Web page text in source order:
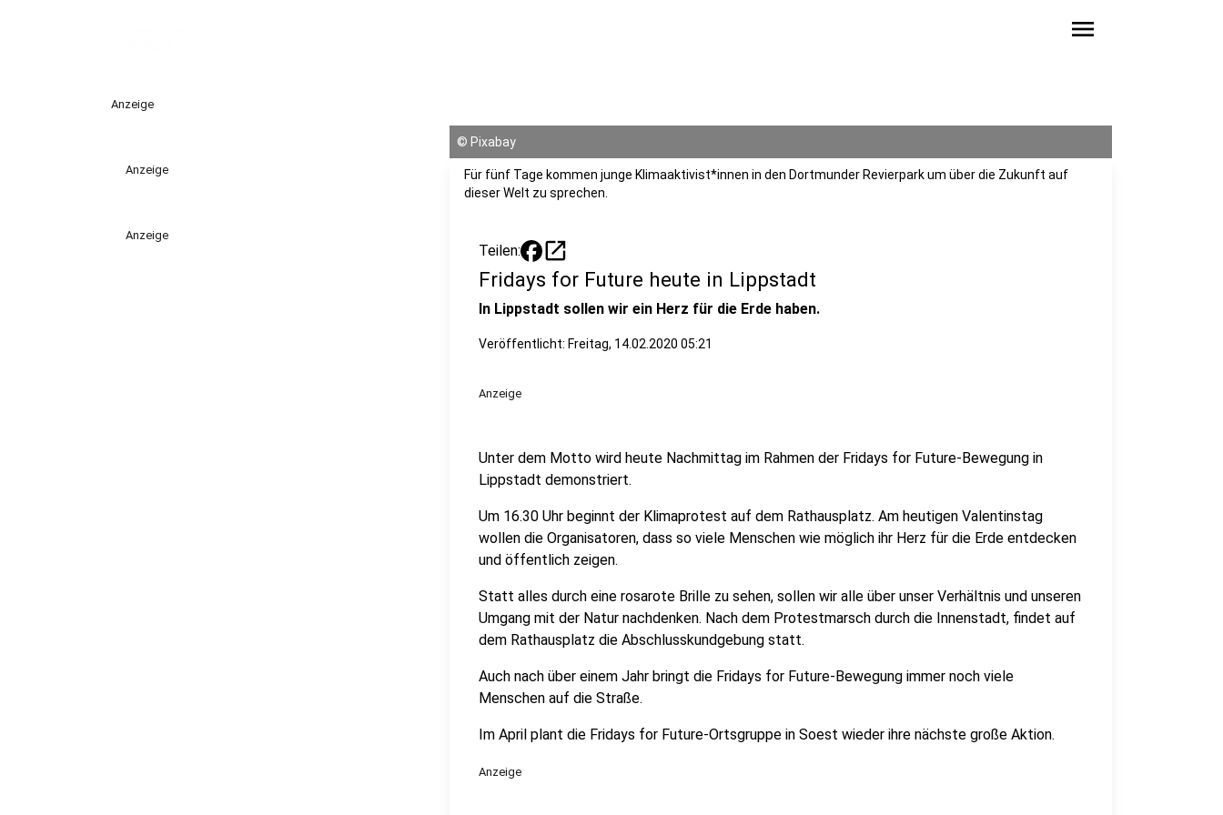
menu
Anzeige
Anzeige
Anzeige
© Pixabay
Für fünf Tage kommen junge Klimaaktivist*innen in den Dortmunder Revierpark um über die Zukunft auf
dieser Welt zu sprechen.
Teilen: open_in_new
Fridays for Future heute in Lippstadt
In Lippstadt sollen wir ein Herz für die Erde haben.
Veröffentlicht: Freitag, 14.02.2020 05:21
Anzeige
Unter dem Motto wird heute Nachmittag im Rahmen der Fridays for Future-Bewegung in
Lippstadt demonstriert.
Um 16.30 Uhr beginnt der Klimaprotest auf dem Rathausplatz. Am heutigen Valentinstag
wollen die Organisatoren, dass so viele Menschen wie möglich ihr Herz für die Erde entdecken
und öffentlich zeigen.
Statt alles durch eine rosarote Brille zu sehen, sollen wir alle über unser Verhältnis und unseren
Umgang mit der Natur nachdenken. Nach dem Protestmarsch durch die Innenstadt, findet auf
dem Rathausplatz die Abschlusskundgebung statt.
Auch nach über einem Jahr bringt die Fridays for Future-Bewegung immer noch viele
Menschen auf die Straße.
Im April plant die Fridays for Future-Ortsgruppe in Soest wieder ihre nächste große Aktion.
Anzeige